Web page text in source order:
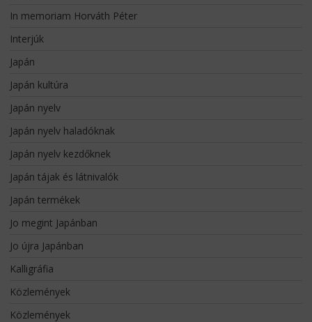
In memoriam Horváth Péter
Interjúk
Japán
Japán kultúra
Japán nyelv
Japán nyelv haladóknak
Japán nyelv kezdőknek
Japán tájak és látnivalók
Japán termékek
Jo megint Japánban
Jo újra Japánban
Kalligráfia
Közlemények
Közlemények